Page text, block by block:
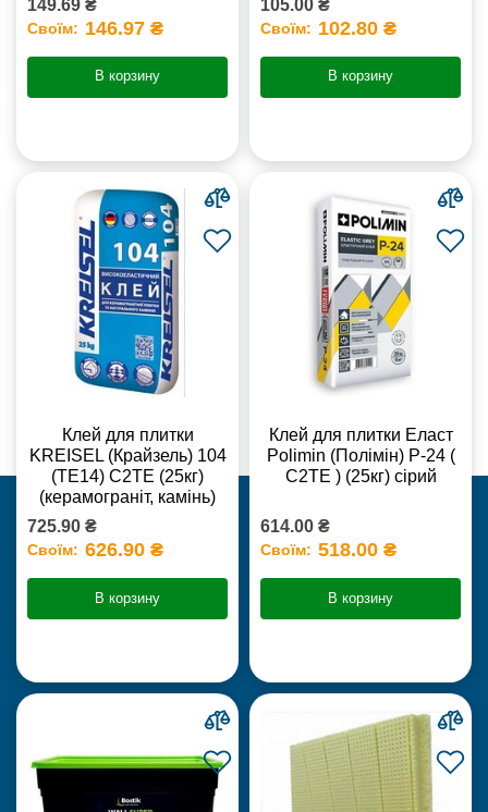
149.69 ₴
Своїм: 146.97 ₴
В корзину
105.00 ₴
Своїм: 102.80 ₴
В корзину
Клей для плитки
KREISEL (Крайзель) 104
(ТЕ14) С2TE (25кг)
(керамограніт, камінь)
725.90 ₴
Своїм: 626.90 ₴
В корзину
Клей для плитки Еласт
Polimin (Полімін) Р-24 (
С2ТЕ ) (25кг) сірий
614.00 ₴
Своїм: 518.00 ₴
В корзину